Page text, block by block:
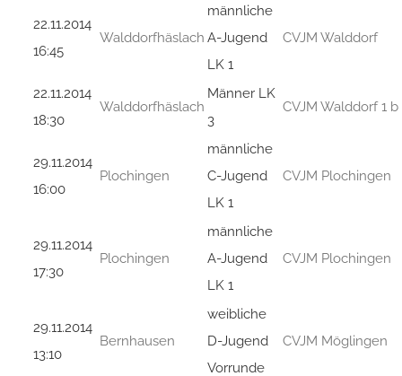
22.11.2014
16:45
Walddorfhäslach
männliche
A-Jugend
LK 1
CVJM Walddorf
22.11.2014
18:30
Walddorfhäslach
Männer LK
3
CVJM Walddorf 1 b
29.11.2014
16:00
Plochingen
männliche
C-Jugend
LK 1
CVJM Plochingen
29.11.2014
17:30
Plochingen
männliche
A-Jugend
LK 1
CVJM Plochingen
29.11.2014
13:10
Bernhausen
weibliche
D-Jugend
Vorrunde
CVJM Möglingen